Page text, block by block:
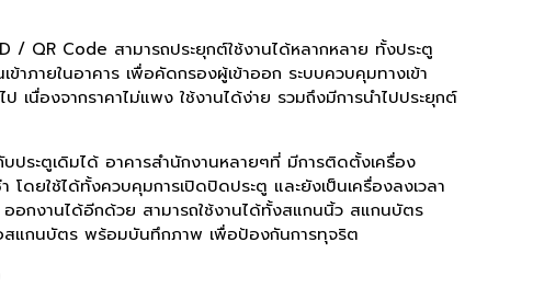
/ QR Code สามารถประยุกต์ใช้งานได้หลากหลาย ทั้งประตู
ภายในอาคาร เพื่อคัดกรองผู้เข้าออก ระบบควบคุมทางเข้า
เนื่องจากราคาไม่แพง ใช้งานได้ง่าย รวมถึงมีการนำไปประยุกต์
ประตูเดิมได้ อาคารสำนักงานหลายๆที่ มีการติดตั้งเครื่อง
โดยใช้ได้ทั้งควบคุมการเปิดปิดประตู และยังเป็นเครื่องลงเวลา
ออกงานได้อีกด้วย สามารถใช้งานได้ทั้งสแกนนิ้ว สแกนบัตร
แกนบัตร พร้อมบันทึกภาพ เพื่อป้องกันการทุจริต